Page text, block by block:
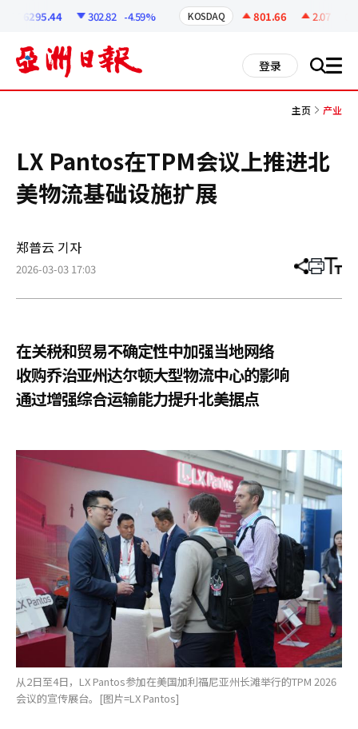
6295.44 302.82 -4.59% KOSDAQ 801.66 2.07
登录 搜 all
主页 产业
LX Pantos在TPM会议上推进北
美物流基础设施扩展
郑普云 기자
2026-03-03 17:03 分
章
打 调
小
在关税和贸易不确定性中加强当地网络
收购乔治亚州达尔顿大型物流中心的影响
通过增强综合运输能力提升北美据点
从2日至4日，LX Pantos参加在美国加利福尼亚州长滩举行的TPM 2026
会议的宣传展台。[图片=LX Pantos]